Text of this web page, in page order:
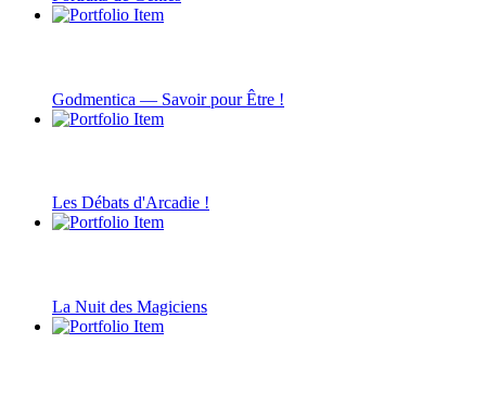
Godmentica — Savoir pour Être !
Les Débats d'Arcadie !
La Nuit des Magiciens